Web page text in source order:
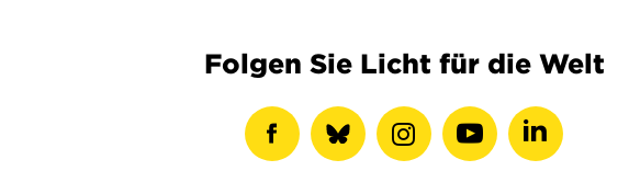
Folgen Sie Licht für die Welt
Facebook-
show
Instagram-Youtube-LinkedIN-